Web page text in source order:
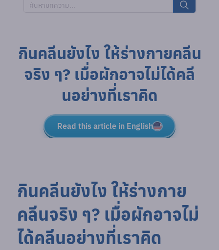
กินคลีนยังไง ให้ร่างกายคลีน
จริง ๆ? เมื่อผักอาจไม่ได้คลี
นอย่างที่เราคิด
Read this article in English
กินคลีนยังไง ให้ร่างกาย
คลีนจริง ๆ? เมื่อผักอาจไม่
ได้คลีนอย่างที่เราคิด